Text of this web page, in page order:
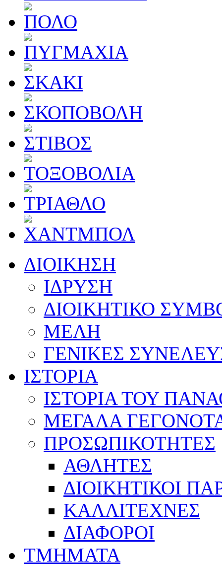
ΔΙΟΙΚΗΣΗ
ΙΔΡΥΣΗ
ΔΙΟΙΚΗΤΙΚΟ
ΜΕΛΗ
ΓΕΝΙΚΕΣ
ΙΣΤΟΡΙΑ
ΙΣΤΟΡΙΑ ΤΟΥ
ΜΕΓΑΛΑ
ΠΡΟΣΩΠΙΚΟΤΗΤΕΣ
ΑΘΛΗΤΕΣ
ΔΙΟΙΚΗΤΙΚΟΙ
ΚΑΛΛΙΤΕΧΝΕΣ
ΔΙΑΦΟΡΟΙ
ΤΜΗΜΑΤΑ